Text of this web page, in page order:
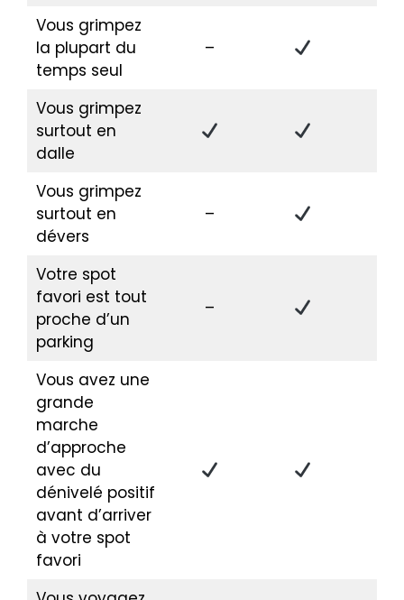
Vous grimpez
la plupart du
temps seul
–
Vous grimpez
surtout en
dalle
Vous grimpez
surtout en
dévers
–
Votre spot
favori est tout
proche d’un
parking
–
Vous avez une
grande
marche
d’approche
avec du
dénivelé positif
avant d’arriver
à votre spot
favori